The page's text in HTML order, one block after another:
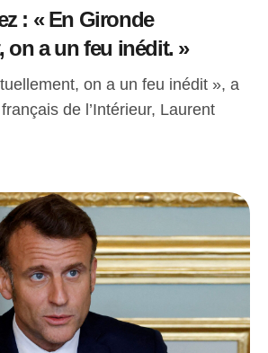
: « En Gironde
on a un feu inédit. »
on a un feu inédit », a
de l’Intérieur, Laurent